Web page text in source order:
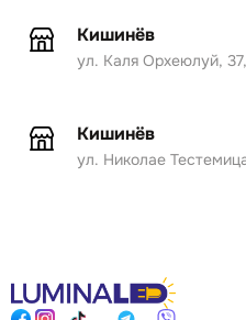
Кишинёв
ул. Каля Орхеюлуй,
Кишинёв
ул. Николае